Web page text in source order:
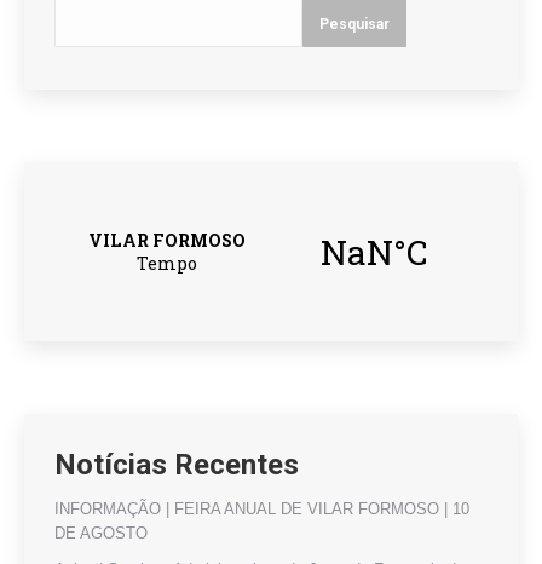
Pesquisar
Notícias Recentes
INFORMAÇÃO | FEIRA ANUAL DE VILAR FORMOSO | 10
DE AGOSTO